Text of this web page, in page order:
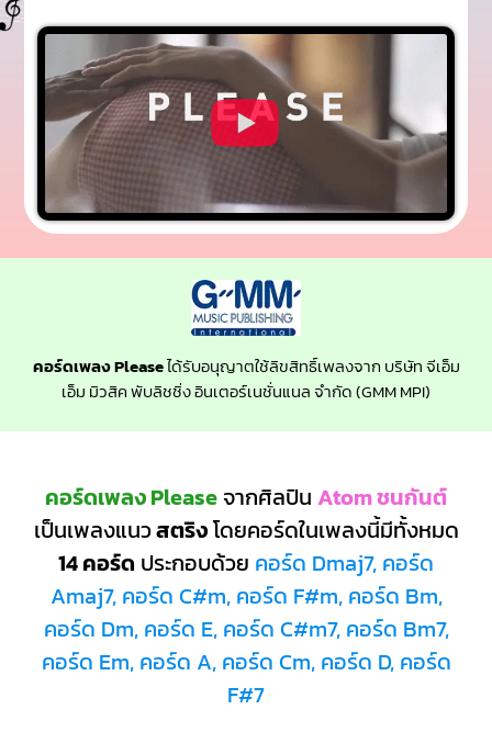
คอร์ดเพลง Pleaseได้รับอนุญาตใช้ลิขสิทธิ์เพลงจาก บริษัท จีเอ็ม
เอ็ม มิวสิค พับลิชชิ่ง อินเตอร์เนชั่นแนล จำกัด (GMM MPI)
คอร์ดเพลง Please จากศิลปิน Atom ชนกันต์
เป็นเพลงแนวสตริงโดยคอร์ดในเพลงนี้มีทั้งหมด
14 คอร์ด ประกอบด้วย คอร์ด Dmaj7, คอร์ด
Amaj7, คอร์ด C#m, คอร์ด F#m, คอร์ด Bm,
คอร์ด Dm, คอร์ด E, คอร์ด C#m7, คอร์ด Bm7,
คอร์ด Em, คอร์ด A, คอร์ด Cm, คอร์ด D, คอร์ด
F#7